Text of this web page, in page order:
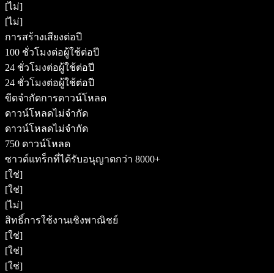
[ไม่]
[ไม่]
การสร้างเสียงต่อปี
100 ชั่วโมงต่อผู้ใช้ต่อปี
24 ชั่วโมงต่อผู้ใช้ต่อปี
24 ชั่วโมงต่อผู้ใช้ต่อปี
ขีดจำกัดการดาวน์โหลด
ดาวน์โหลดไม่จำกัด
ดาวน์โหลดไม่จำกัด
750 ดาวน์โหลด
ซาวด์แทร็กที่ได้รับอนุญาตกว่า 8000+
[ใช่]
[ใช่]
[ไม่]
สิทธิ์การใช้งานเชิงพาณิชย์
[ใช่]
[ใช่]
[ใช่]